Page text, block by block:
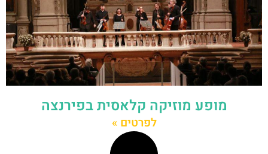
מופע מוזיקה קלאסית בפירנצה
לפרטים »